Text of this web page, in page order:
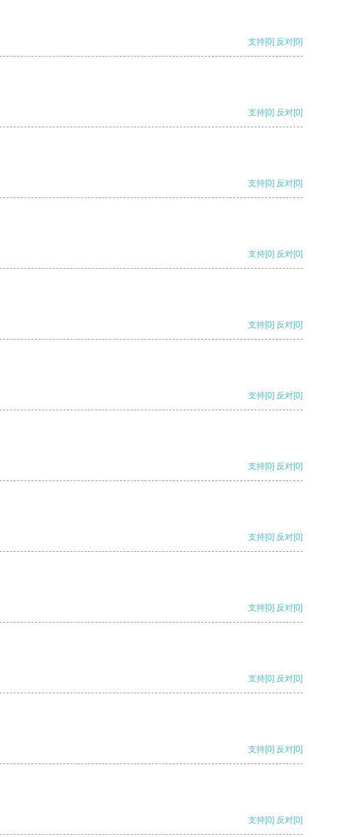
支持[0] 反对[0]
支持[0] 反对[0]
支持[0] 反对[0]
支持[0] 反对[0]
支持[0] 反对[0]
支持[0] 反对[0]
支持[0] 反对[0]
支持[0] 反对[0]
支持[0] 反对[0]
支持[0] 反对[0]
支持[0] 反对[0]
支持[0] 反对[0]